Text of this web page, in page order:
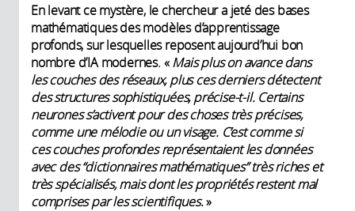
En levant ce mystère, le chercheur a jeté des bases
mathématiques des modèles d’apprentissage
profonds, sur lesquelles reposent aujourd’hui bon
nombre d’IA modernes. «Mais plus on avance dans
les couches des réseaux, plus ces derniers détectent
des structures sophistiquées, précise-t-il. Certains
neurones s’activent pour des choses très précises,
comme une mélodie ou un visage. C’est comme si
ces couches profondes représentaient les données
avec des “dictionnaires mathématiques” très riches et
très spécialisés, mais dont les propriétés restent mal
comprises par les scientifiques.»